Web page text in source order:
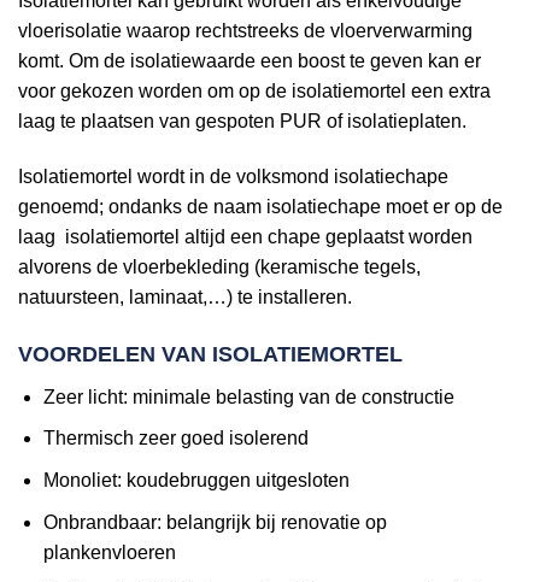
vloerisolatie waarop rechtstreeks de vloerverwarming
komt. Om de isolatiewaarde een boost te geven kan er
voor gekozen worden om op de isolatiemortel een extra
laag te plaatsen van gespoten PUR of isolatieplaten.
Isolatiemortel wordt in de volksmond isolatiechape
genoemd; ondanks de naam isolatiechape moet er op de
laag isolatiemortel altijd een chape geplaatst worden
alvorens de vloerbekleding (keramische tegels,
natuursteen, laminaat,…) te installeren.
VOORDELEN VAN ISOLATIEMORTEL
Zeer licht: minimale belasting van de constructie
Thermisch zeer goed isolerend
Monoliet: koudebruggen uitgesloten
Onbrandbaar: belangrijk bij renovatie op
plankenvloeren